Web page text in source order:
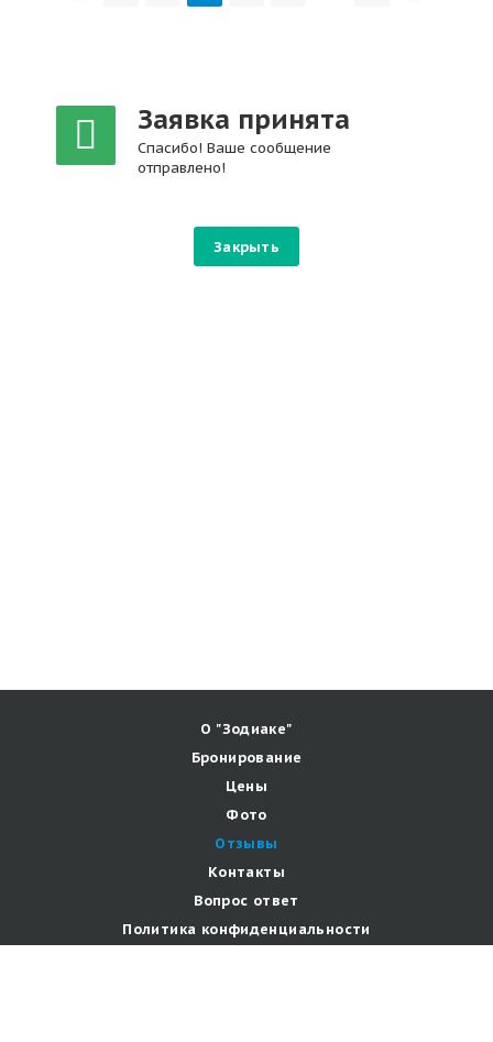
Заявка принята
Спасибо! Ваше сообщение
отправлено!
Закрыть
О "Зодиаке"
Бронирование
Цены
Фото
Отзывы
Контакты
Вопрос ответ
Политика конфиденциальности